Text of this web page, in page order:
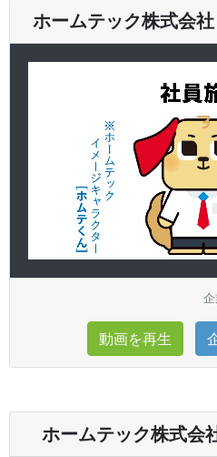
ホームテック株
動画を再生
ホームテック株